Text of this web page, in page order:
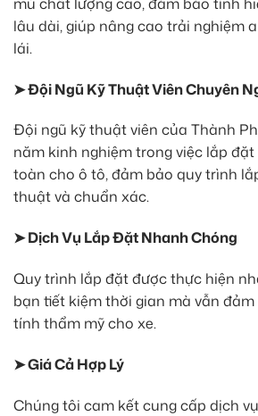
lâu dài, giúp nâng cao trải nghiệm
lái.
➤ Đội Ngũ Kỹ Thuật Viên Chuyên
Đội ngũ kỹ thuật viên của Thành
năm kinh nghiệm trong việc lắp
toàn cho ô tô, đảm bảo quy trình
thuật và chuẩn xác.
➤ Dịch Vụ Lắp Đặt Nhanh Chóng
Quy trình lắp đặt được thực hiện
bạn tiết kiệm thời gian mà vẫn
tính thẩm mỹ cho xe.
➤ Giá Cả Hợp Lý
Chúng tôi cam kết cung cấp dịch